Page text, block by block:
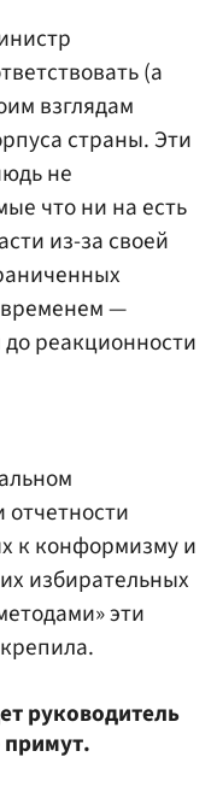
(а
взглядам
страны. Эти
не
что ни на есть
из-за своей
временем —
реакционности
к конформизму и
избирательных
эти
руководитель